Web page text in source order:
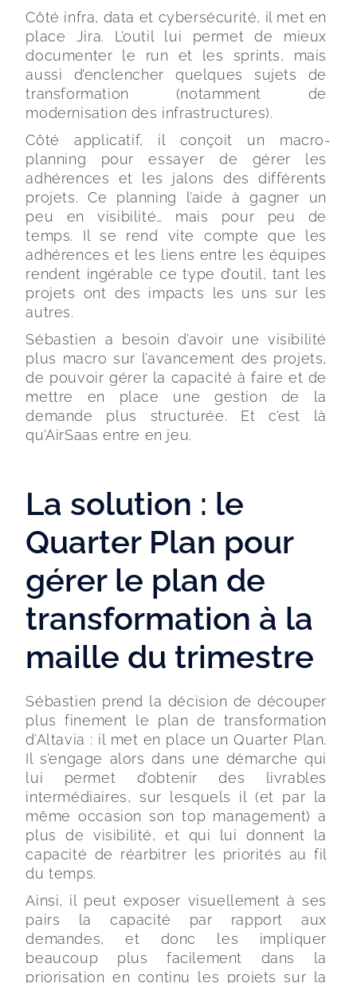
Côté infra, data et cybersécurité, il met en
place Jira. L’outil lui permet de mieux
documenter le run et les sprints, mais
aussi d’enclencher quelques sujets de
transformation (notamment de
modernisation des infrastructures).
Côté applicatif, il conçoit un macro-
planning pour essayer de gérer les
adhérences et les jalons des différents
projets. Ce planning l’aide à gagner un
peu en visibilité… mais pour peu de
temps. Il se rend vite compte que les
adhérences et les liens entre les équipes
rendent ingérable ce type d’outil, tant les
projets ont des impacts les uns sur les
autres.
Sébastien a besoin d’avoir une visibilité
plus macro sur l’avancement des projets,
de pouvoir gérer la capacité à faire et de
mettre en place une gestion de la
demande plus structurée. Et c’est là
qu’AirSaas entre en jeu.
La solution : le
Quarter Plan pour
gérer le plan de
transformation à la
maille du trimestre
Sébastien prend la décision de découper
plus finement le plan de transformation
d’Altavia : il met en place un Quarter Plan.
Il s’engage alors dans une démarche qui
lui permet d’obtenir des livrables
intermédiaires, sur lesquels il (et par la
même occasion son top management) a
plus de visibilité, et qui lui donnent la
capacité de réarbitrer les priorités au fil
du temps.
Ainsi, il peut exposer visuellement à ses
pairs la capacité par rapport aux
demandes, et donc les impliquer
beaucoup plus facilement dans la
priorisation en continu les projets sur la